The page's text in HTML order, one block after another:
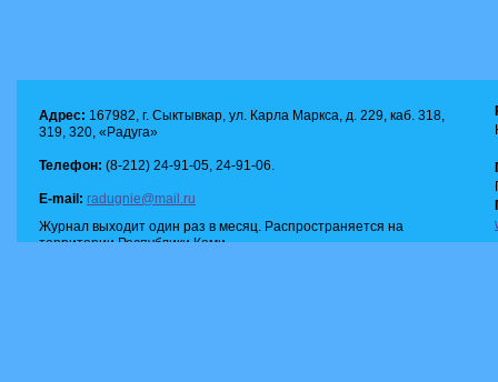
Адрес: 167982, г. Сыктывкар, ул. Карла Маркса, д. 229, каб. 318,
319, 320, «Радуга»
Телефон: (8-212) 24-91-05, 24-91-06.
E-mail: radugnie@mail.ru
Журнал выходит один раз в месяц. Распространяется на
территории Республики Коми.